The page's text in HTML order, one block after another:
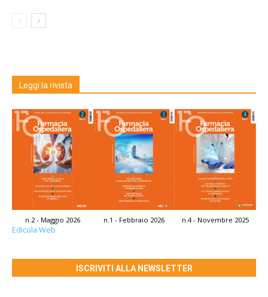
Leggi la rivista
n.2 - Maggio 2026 n.1 - Febbraio 2026 n.4 - Novembre 2025
Edicola Web
ISCRIVITI ALLA NEWSLETTER